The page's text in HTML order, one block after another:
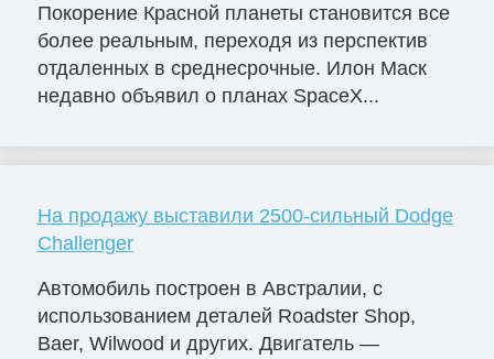
Покорение Красной планеты становится все
более реальным, переходя из перспектив
отдаленных в среднесрочные. Илон Маск
недавно объявил о планах SpaceX...
На продажу выставили 2500-сильный Dodge
Challenger
Автомобиль построен в Австралии, с
использованием деталей Roadster Shop,
Baer, Wilwood и других. Двигатель —